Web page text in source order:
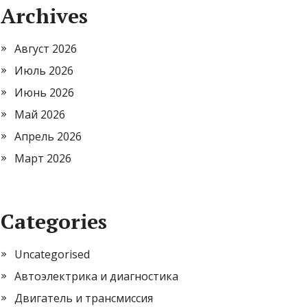
Archives
Август 2026
Июль 2026
Июнь 2026
Май 2026
Апрель 2026
Март 2026
Categories
Uncategorised
Автоэлектрика и диагностика
Двигатель и трансмиссия